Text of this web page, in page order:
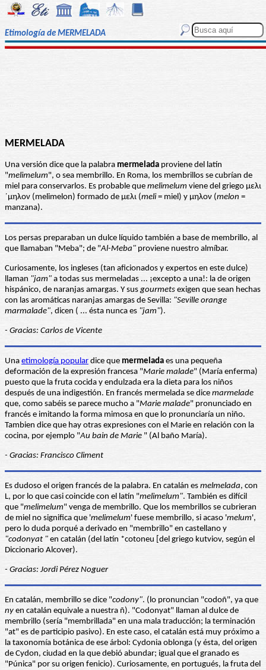
Etimología de MERMELADA
MERMELADA
Una versión dice que la palabra mermelada proviene del latín
"melimelum", o sea membrillo. En Roma, los membrillos se cubrían de
miel para conservarlos. Es probable que melimelum viene del griego μελι
´μηλον (melimelon) formado de μελι (meli = miel) y μηλον (melon =
manzana).
Los persas preparaban un dulce líquido también a base de membrillo, al
que llamaban "Meba"; de "Al-Meba" proviene nuestro almíbar.
Curiosamente, los ingleses (tan aficionados y expertos en este dulce)
llaman "jam" a todas sus mermeladas ... ¡excepto a una!: la de origen
hispánico, de naranjas amargas. Y susgourmets exigen que sean hechas
con las aromáticas naranjas amargas de Sevilla: "Seville orange
marmalade", dicen ( ... ésta nunca es "jam").
- Gracias: Carlos de Vicente
Una etimología popular dice que mermelada es una pequeña
deformación de la expresión francesa "Marie malade" (María enferma)
puesto que la fruta cocida y endulzada era la dieta para los niños
después de una indigestión. En francés mermelada se dice marmelade
que, como sabéis se parece mucho a "Marie malade" pronunciado en
francés e imitando la forma mimosa en que lo pronunciaría un niño.
Tambien dice que hay otras expresiones con el Marie en relación con la
cocina, por ejemplo "Au bain de Marie " (Al baño María).
- Gracias: Francisco Climent
Es dudoso el origen francés de la palabra. En catalán es melmelada, con
L, por lo que casi coincide con el latín "melimelum". También es difícil
que "melimelum" venga de membrillo. Que los membrillos se cubrieran
de miel no significa que 'melimelum' fuese membrillo, si acaso 'melum',
pero lo duda porqué a derivado en "membrillo" en castellano y
"codonyat " en catalán (del latín *cotoneu [del griego kutviov, según el
Diccionario Alcover).
- Gracias: Jordi Pérez Noguer
En catalán, membrillo se dice "codony". (lo pronuncian "codoñ", ya que
ny en catalán equivale a nuestra ñ). "Codonyat" llaman al dulce de
membrillo (sería "membrillada" en una mala traducción; la terminación
"at" es de participio pasivo). En este caso, el catalán está muy próximo a
la taxonomía botánica de ese árbol: Cydonia oblonga (y ésta, del origen
de Cydon, ciudad en la que debió abundar; igual que el granado es
"Púnica" por su origen fenicio). Curiosamente, en portugués, la fruta del